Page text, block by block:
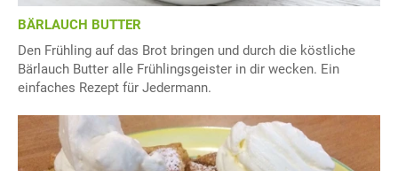
BÄRLAUCH BUTTER
Den Frühling auf das Brot bringen und durch die köstliche
Bärlauch Butter alle Frühlingsgeister in dir wecken. Ein
einfaches Rezept für Jedermann.